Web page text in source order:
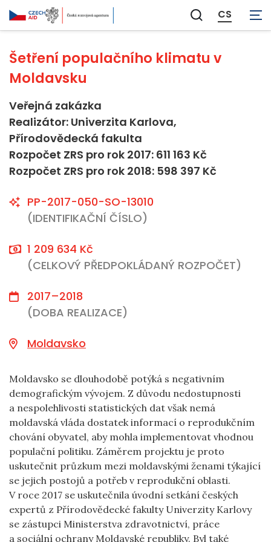
Zobrazit
vyhledávání
CS
Neaplikovatelné
Šetření populačního klimatu v
Moldavsku
Veřejná zakázka
Realizátor: Univerzita Karlova,
Přírodovědecká fakulta
Rozpočet ZRS pro rok 2017: 611 163 Kč
Rozpočet ZRS pro rok 2018: 598 397 Kč
PP-2017-050-SO-13010
(IDENTIFIKAČNÍ ČÍSLO)
1 209 634 Kč
(CELKOVÝ PŘEDPOKLÁDANÝ ROZPOČET)
2017–2018
(DOBA REALIZACE)
Moldavsko
Moldavsko se dlouhodobě potýká s negativním
demografickým vývojem. Z důvodu nedostupnosti
a nespolehlivosti statistických dat však nemá
moldavská vláda dostatek informací o reprodukčním
chování obyvatel, aby mohla implementovat vhodnou
populační politiku. Záměrem projektu je proto
uskutečnit průzkum mezi moldavskými ženami týkající
se jejich postojů a potřeb v reprodukční oblasti.
V roce 2017 se uskutečnila úvodní setkání českých
expertů z Přírodovědecké fakulty Univerzity Karlovy
se zástupci Ministerstva zdravotnictví, práce
a sociální ochrany Moldavské republiky. Byl také